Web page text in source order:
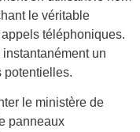
le véritable
téléphoniques.
un
potentielles.
le ministère de
panneaux